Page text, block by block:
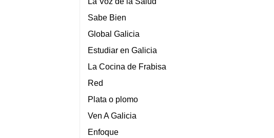
Sabe Bien
Global Galicia
Estudiar en Galicia
La Cocina de Frabisa
Red
Plata o plomo
Ven A Galicia
Enfoque